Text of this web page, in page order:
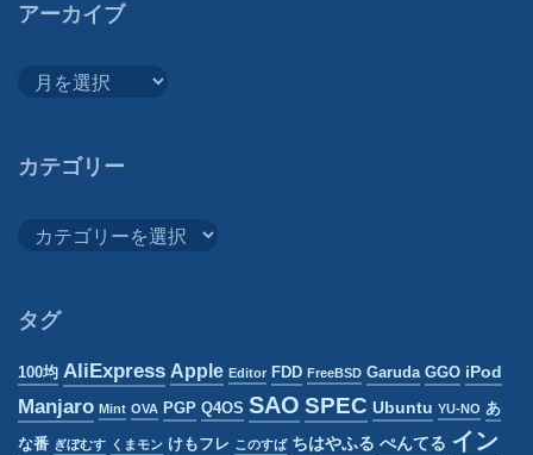
アーカイブ
イ
カテゴリー
リ
タグ
100均 AliExpress Apple Editor FDD FreeBSD Garuda GGO iPod
Manjaro Mint OVA PGP Q4OS SAO SPEC Ubuntu YU-NO あ
な番 ぎぼむす くまモン けもフレ このすば ちはやふる ぺんてる イン